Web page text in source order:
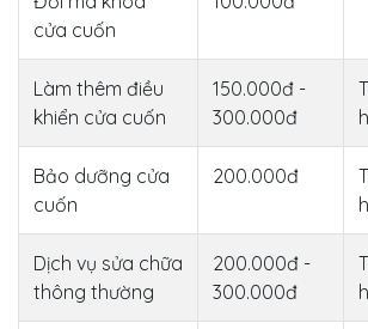
cửa cuốn
Làm thêm điều
khiển cửa cuốn
150.000đ -
300.000đ
Bảo dưỡng cửa
cuốn
200.000đ
Dịch vụ sửa chữa
thông thường
200.000đ -
300.000đ